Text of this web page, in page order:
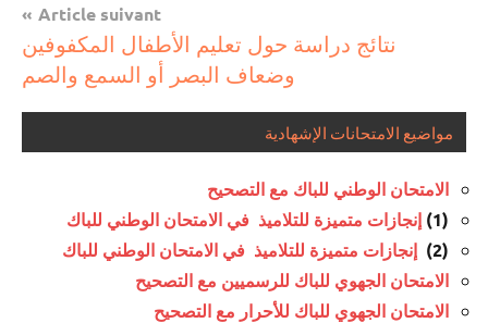
Article suivant
نتائج دراسة حول تعليم الأطفال المكفوفين
وضعاف البصر أو السمع والصم
مواضيع الامتحانات الإشهادية
الامتحان الوطني للباك مع التصحيح
(1)
إنجازات متميزة للتلاميذ في الامتحان الوطني للباك
(2)
إنجازات متميزة للتلاميذ في الامتحان الوطني للباك
الامتحان الجهوي للباك للرسميين مع التصحيح
الامتحان الجهوي للباك للأحرار مع التصحيح